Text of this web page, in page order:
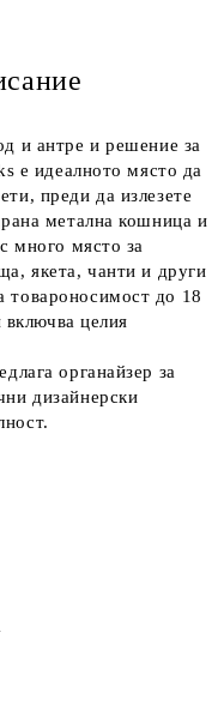
ден.
и антре и решение за
е идеалното място да
преди да излезете
метална кошница и
много място за
якета, чанти и други
до 18
включва целия
органайзер за
дизайнерски